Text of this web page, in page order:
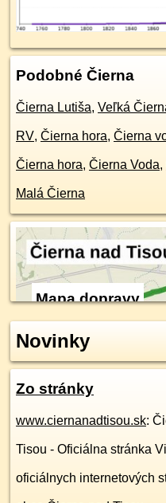
Podobné Čierna
Čierna Lutiša, Veľká
RV, Čierna hora, Čierna
Čierna hora, Čierna Voda,
Malá Čierna
Mapa dopravy
Novinky
Zo stránky
www.ciernanadtisou.sk: Čierna nad
Tisou - Oficiálna stránka
oficiálnych internetových